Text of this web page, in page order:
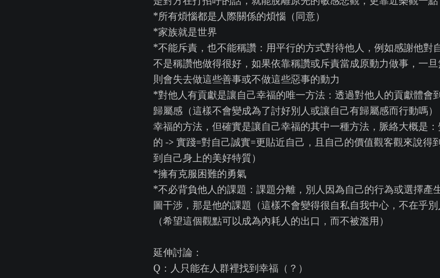
*所有煩惱都是人際關係的煩惱（同意）
*家族就是世界
*不能斥責，也不能稱讚：用平行的方式對待他人，例如感謝他對
不是稱讚他做得很好，如果依靠稱讚或斥責當成原動力做事，一旦
則會失去做這些善事或不做這些惡事的動力
*對他人有貢獻是讓自己幸福的唯一方法：透過對他人的貢獻體會
歸屬感（這樣不會變成為了討好別人或讓自己有歸屬感而行動嗎
幸福的方法，但確實是讓自己幸福的其中一種方法，脈絡大概是
的 -> 實踐=對自己誠實=更貼近自己，且自己的價值觀客觀來說得
到自己身上的美好特質）
*擁有克服困難的勇氣
*不必背負他人的課題：課題分離，別人因為自己的行為或選擇產
圖干涉，那是他的課題（這樣不會變得很自私自我中心，不在乎別
（希望這個觀點可以成為內耗人的出口，而不被濫用）
延伸討論：
Q：人只能在人群裡找到幸福（？）